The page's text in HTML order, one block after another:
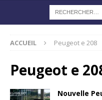
ACCUEIL Peugeot e 208
Peugeot e
Nouvelle